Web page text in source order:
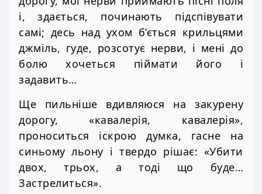
і, здається, починають підспівувати
самі; десь над ухом б’ється крильцями
джміль, гуде, розсотує нерви, і мені до
болю хочеться піймати його і
задавить…
Ще пильніше вдивляюся на закурену
дорогу, «кавалерія, кавалерія»,
проноситься іскрою думка, гасне на
синьому льону і твердо рішає: «Убити
двох, трьох, а тоді що буде…
Застрелиться».